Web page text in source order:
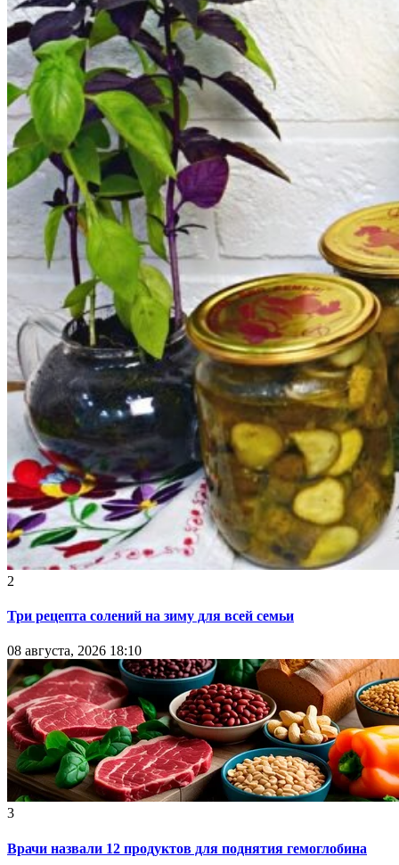
2
Три рецепта солений на зиму для всей семьи
08 августа, 2026 18:10
3
Врачи назвали 12 продуктов для поднятия гемоглобина